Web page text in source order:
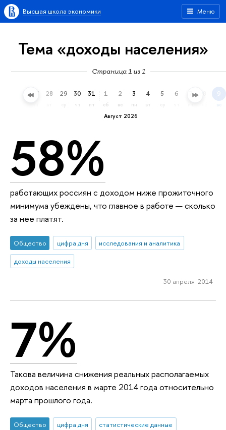
Меню
Высшая школа экономики
Тема «доходы населения»
Страница 1 из 1
27 28 29 30
чт
31
пт
Август 2026
1
сб
2
вс
3
пн
4
вт
5 6 7 9
вс
58%
работающих россиян с доходом ниже прожиточного
минимума убеждены, что главное в работе — сколько
за нее платят.
Общество цифра дня
исследования и аналитика
доходы населения
30 апреля 2014
7%
Такова величина снижения реальных располагаемых
доходов населения в марте 2014 года относительно
марта прошлого года.
Общество цифра дня
статистические данные